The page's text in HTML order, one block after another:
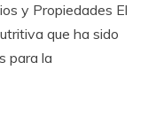
y Propiedades El
que ha sido
para la